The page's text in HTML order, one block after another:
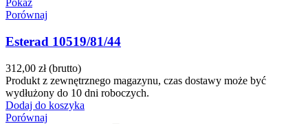
Pokaż
Porównaj
Esterad 10519/81/44
312,00 zł (brutto)
Produkt z zewnętrznego magazynu, czas dostawy może być
wydłużony do 10 dni roboczych.
Dodaj do koszyka
Porównaj